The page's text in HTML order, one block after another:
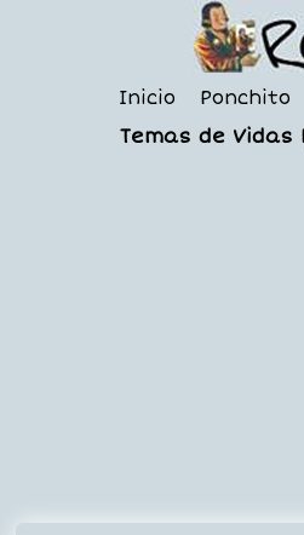
Inicio Ponchito
Temas de Vidas